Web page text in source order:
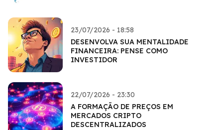
23/07/2026 - 18:58
DESENVOLVA SUA MENTALIDADE
FINANCEIRA: PENSE COMO
INVESTIDOR
22/07/2026 - 23:30
A FORMAÇÃO DE PREÇOS EM
MERCADOS CRIPTO
DESCENTRALIZADOS